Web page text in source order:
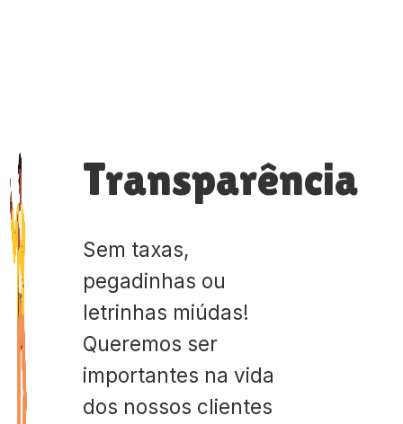
Transparência
Sem taxas,
pegadinhas ou
letrinhas miúdas!
Queremos ser
importantes na vida
dos nossos clientes